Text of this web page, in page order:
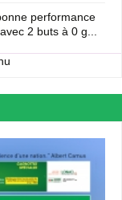
performance
2 buts à 0 g...